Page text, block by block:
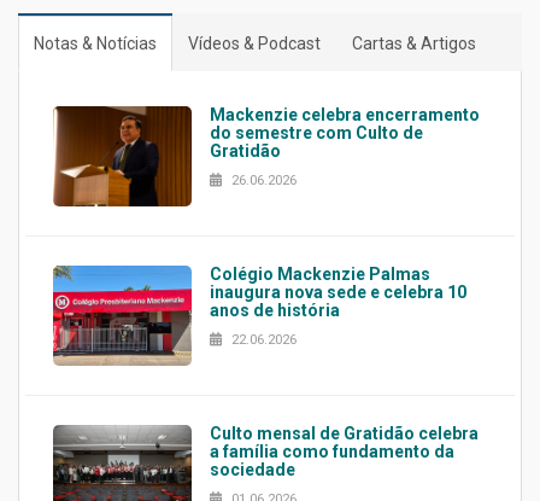
Notas & Notícias Vídeos & Podcast Cartas & Artigos
Mackenzie celebra encerramento
do semestre com Culto de
Gratidão
26.06.2026
Colégio Mackenzie Palmas
inaugura nova sede e celebra 10
anos de história
22.06.2026
Culto mensal de Gratidão celebra
a família como fundamento da
sociedade